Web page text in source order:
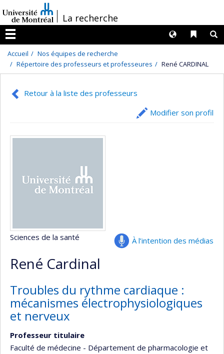
au
contenu
/La recherche
Menu
Liens
Langues
Accueil
Nos équipes de recherche
Répertoire des professeurs et professeures
René CARDINAL
Retour à la liste des professeurs
Modifier son profil
À l’intention des médias
Sciences de la santé
René Cardinal
Troubles du rythme cardiaque :
mécanismes électrophysiologiques
et nerveux
Professeur titulaire
Faculté de médecine - Département de pharmacologie et